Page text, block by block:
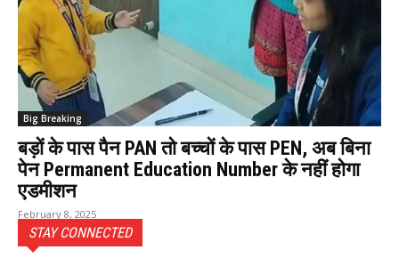
Big Breaking
बड़ों के पास पैन PAN तो बच्चों के पास PEN, अब बिना
पेन Permanent Education Number के नहीं होगा
एडमीशन
February 8, 2025
STAY CONNECTED